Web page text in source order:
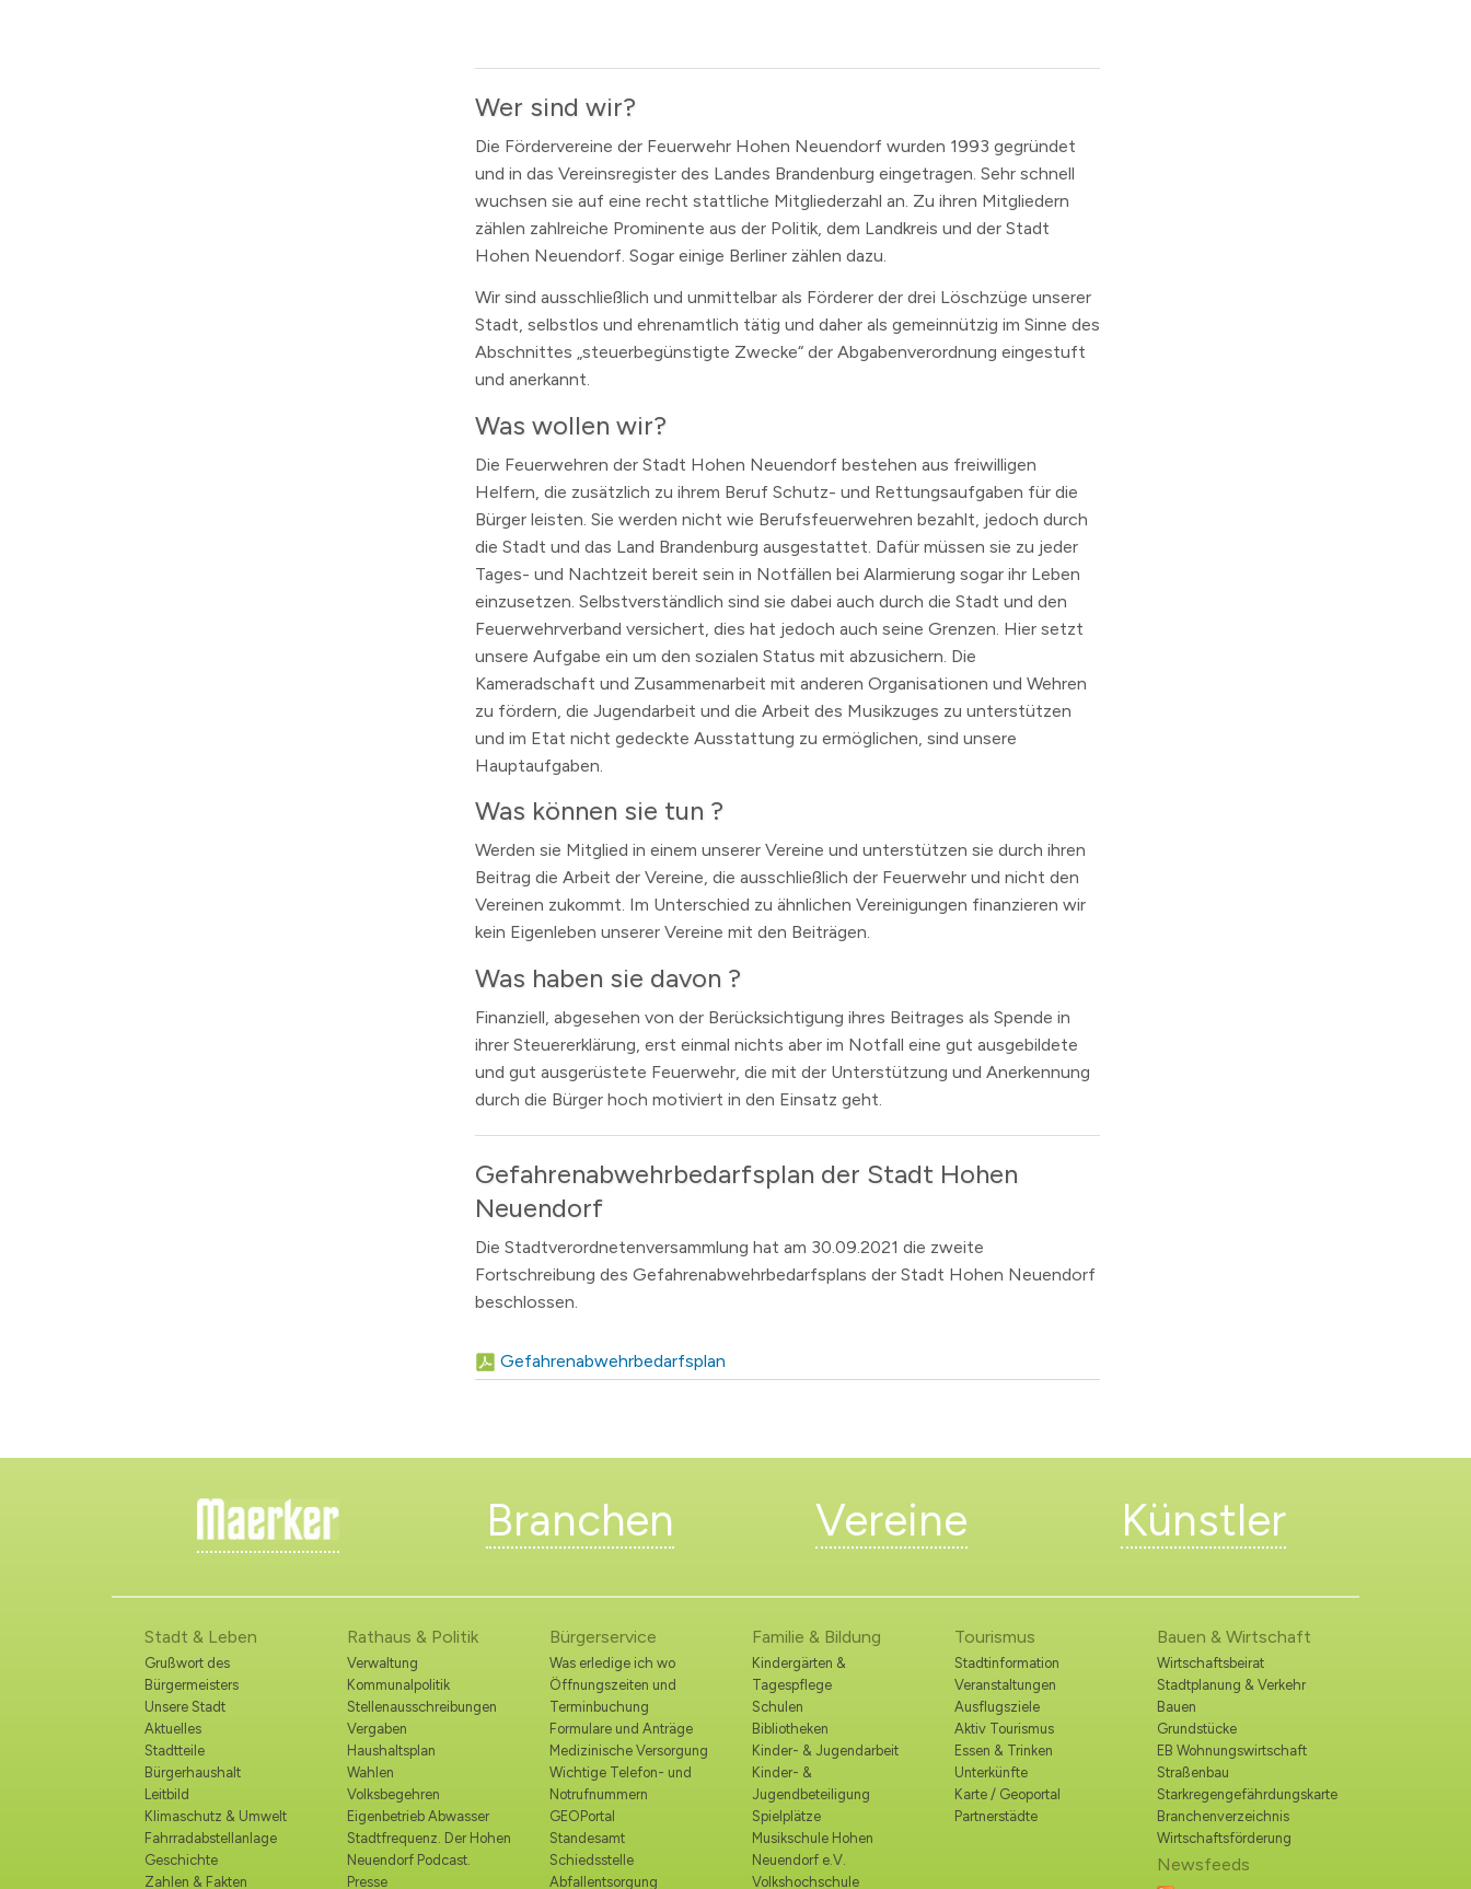
Wer sind wir?
Die Fördervereine der Feuerwehr Hohen Neuendorf wurden 1993 gegründet
und in das Vereinsregister des Landes Brandenburg eingetragen. Sehr schnell
wuchsen sie auf eine recht stattliche Mitgliederzahl an. Zu ihren Mitgliedern
zählen zahlreiche Prominente aus der Politik, dem Landkreis und der Stadt
Hohen Neuendorf. Sogar einige Berliner zählen dazu.
Wir sind ausschließlich und unmittelbar als Förderer der drei Löschzüge unserer
Stadt, selbstlos und ehrenamtlich tätig und daher als gemeinnützig im Sinne des
Abschnittes „steuerbegünstigte Zwecke“ der Abgabenverordnung eingestuft
und anerkannt.
Was wollen wir?
Die Feuerwehren der Stadt Hohen Neuendorf bestehen aus freiwilligen
Helfern, die zusätzlich zu ihrem Beruf Schutz- und Rettungsaufgaben für die
Bürger leisten. Sie werden nicht wie Berufsfeuerwehren bezahlt, jedoch durch
die Stadt und das Land Brandenburg ausgestattet. Dafür müssen sie zu jeder
Tages- und Nachtzeit bereit sein in Notfällen bei Alarmierung sogar ihr Leben
einzusetzen. Selbstverständlich sind sie dabei auch durch die Stadt und den
Feuerwehrverband versichert, dies hat jedoch auch seine Grenzen. Hier setzt
unsere Aufgabe ein um den sozialen Status mit abzusichern. Die
Kameradschaft und Zusammenarbeit mit anderen Organisationen und Wehren
zu fördern, die Jugendarbeit und die Arbeit des Musikzuges zu unterstützen
und im Etat nicht gedeckte Ausstattung zu ermöglichen, sind unsere
Hauptaufgaben.
Was können sie tun ?
Werden sie Mitglied in einem unserer Vereine und unterstützen sie durch ihren
Beitrag die Arbeit der Vereine, die ausschließlich der Feuerwehr und nicht den
Vereinen zukommt. Im Unterschied zu ähnlichen Vereinigungen finanzieren wir
kein Eigenleben unserer Vereine mit den Beiträgen.
Was haben sie davon ?
Finanziell, abgesehen von der Berücksichtigung ihres Beitrages als Spende in
ihrer Steuererklärung, erst einmal nichts aber im Notfall eine gut ausgebildete
und gut ausgerüstete Feuerwehr, die mit der Unterstützung und Anerkennung
durch die Bürger hoch motiviert in den Einsatz geht.
Gefahrenabwehrbedarfsplan der Stadt Hohen
Neuendorf
Die Stadtverordnetenversammlung hat am 30.09.2021 die zweite
Fortschreibung des Gefahrenabwehrbedarfsplans der Stadt Hohen Neuendorf
beschlossen.
Gefahrenabwehrbedarfsplan
Branchen Vereine Künstler
Stadt & Leben
Grußwort des
Bürgermeisters
Unsere Stadt
Aktuelles
Stadtteile
Bürgerhaushalt
Leitbild
Klimaschutz & Umwelt
Fahrradabstellanlage
Geschichte
Zahlen & Fakten
Rathaus & Politik
Verwaltung
Kommunalpolitik
Stellenausschreibungen
Vergaben
Haushaltsplan
Wahlen
Volksbegehren
Eigenbetrieb Abwasser
Stadtfrequenz. Der Hohen
Neuendorf Podcast.
Presse
Bürgerservice
Was erledige ich wo
Öffnungszeiten und
Terminbuchung
Formulare und Anträge
Medizinische Versorgung
Wichtige Telefon- und
Notrufnummern
GEOPortal
Standesamt
Schiedsstelle
Abfallentsorgung
Familie & Bildung
Kindergärten &
Tagespflege
Schulen
Bibliotheken
Kinder- & Jugendarbeit
Kinder- &
Jugendbeteiligung
Spielplätze
Musikschule Hohen
Neuendorf e.V.
Volkshochschule
Tourismus
Stadtinformation
Veranstaltungen
Ausflugsziele
Aktiv Tourismus
Essen & Trinken
Unterkünfte
Karte / Geoportal
Partnerstädte
Bauen & Wirtschaft
Wirtschaftsbeirat
Stadtplanung & Verkehr
Bauen
Grundstücke
EB Wohnungswirtschaft
Straßenbau
Starkregengefährdungskarte
Branchenverzeichnis
Wirtschaftsförderung
Newsfeeds